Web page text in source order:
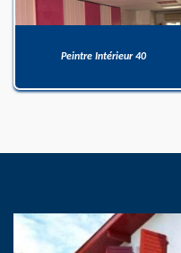
Peintre Intérieur 40